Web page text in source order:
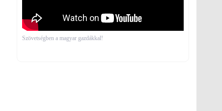
Szövetségben a magyar gazdákkal!